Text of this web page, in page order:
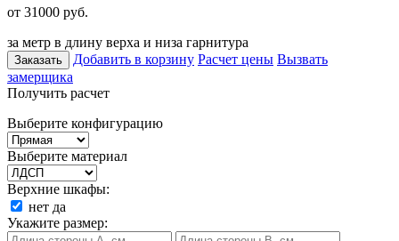
от 31000 руб.
за метр в длину верха и низа гарнитура
Заказать Добавить в корзину Расчет цены Вызвать
замерщика
Получить расчет
Выберите конфигурацию
Выберите материал
Верхние шкафы:
нет да
Укажите размер: